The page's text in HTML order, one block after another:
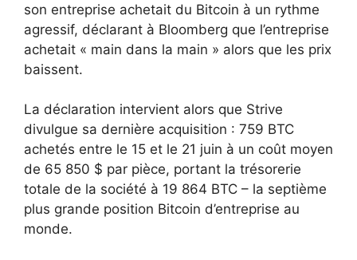
son entreprise achetait du Bitcoin à un rythme
agressif, déclarant à Bloomberg que l’entreprise
achetait « main dans la main » alors que les prix
baissent.
La déclaration intervient alors que Strive
divulgue sa dernière acquisition : 759 BTC
achetés entre le 15 et le 21 juin à un coût moyen
de 65 850 $ par pièce, portant la trésorerie
totale de la société à 19 864 BTC – la septième
plus grande position Bitcoin d’entreprise au
monde.